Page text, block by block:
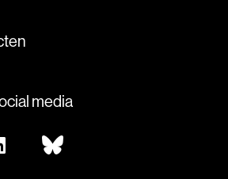
media